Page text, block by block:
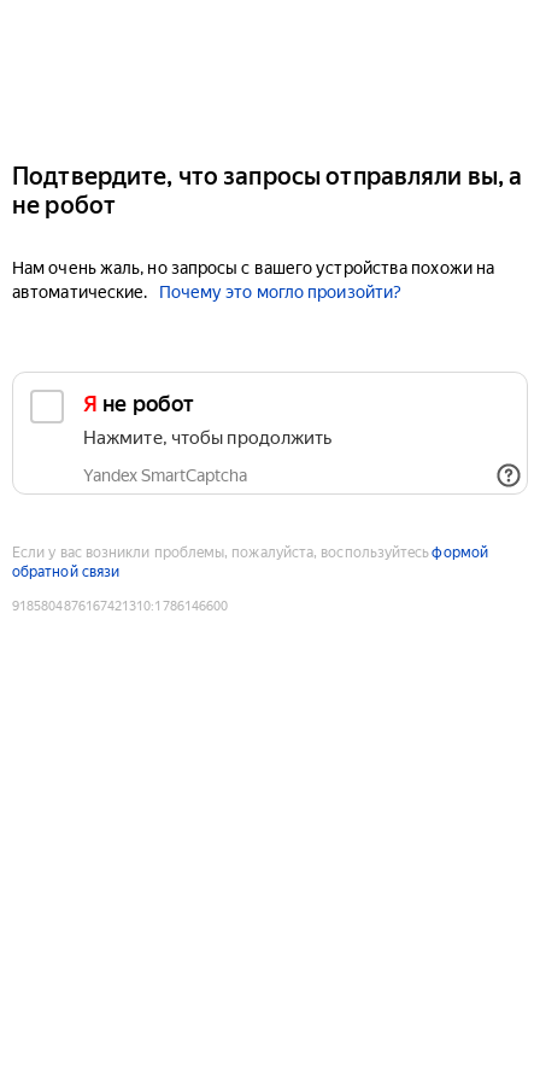
Подтвердите, что запросы отправляли вы, а
не робот
Нам очень жаль, но запросы с вашего устройства похожи на
автоматические.
Почему это могло произойти?
Я не робот
Нажмите, чтобы продолжить
Yandex SmartCaptcha
Если у вас возникли проблемы, пожалуйста, воспользуйтесьформой
обратной связи
9185804876167421310:1786146600